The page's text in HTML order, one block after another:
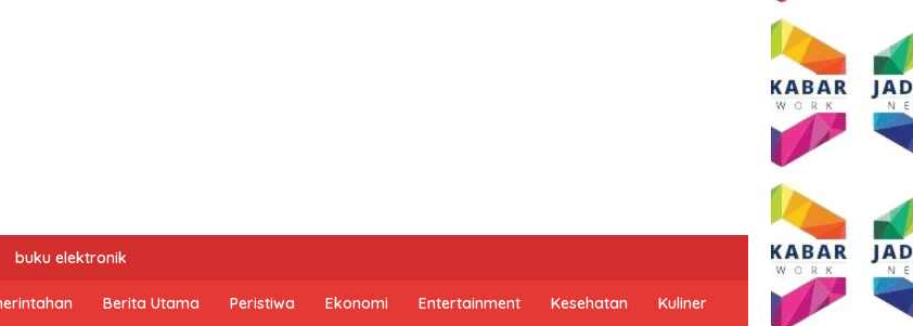
buku elektronik
Berita Utama Peristiwa Ekonomi Entertainment Kesehatan Kuliner